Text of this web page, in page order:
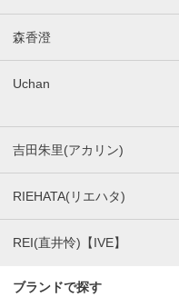
森香澄
Uchan
吉田朱里(アカリン)
RIEHATA(リエハタ)
REI(直井怜)【IVE】
ブランドで探す